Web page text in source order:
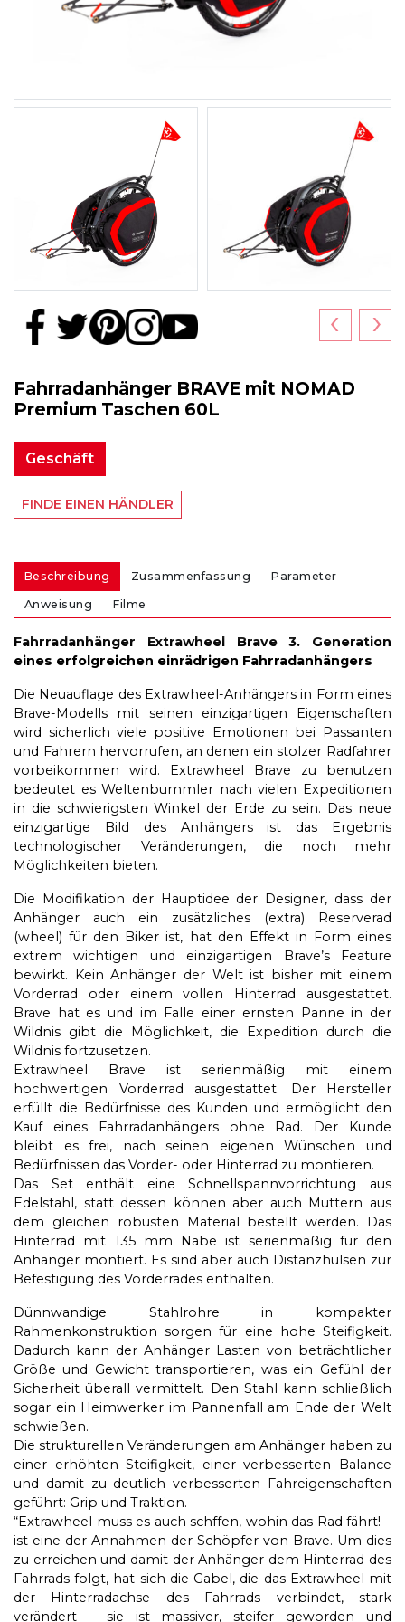
‹ ›
Fahrradanhänger BRAVE mit NOMAD
Premium Taschen 60L
Geschäft
FINDE EINEN HÄNDLER
Beschreibung Zusammenfassung Parameter
Anweisung Filme
Fahrradanhänger Extrawheel Brave 3. Generation
eines erfolgreichen einrädrigen Fahrradanhängers
Die Neuauflage des Extrawheel-Anhängers in Form eines
Brave-Modells mit seinen einzigartigen Eigenschaften
wird sicherlich viele positive Emotionen bei Passanten
und Fahrern hervorrufen, an denen ein stolzer Radfahrer
vorbeikommen wird. Extrawheel Brave zu benutzen
bedeutet es Weltenbummler nach vielen Expeditionen
in die schwierigsten Winkel der Erde zu sein. Das neue
einzigartige Bild des Anhängers ist das Ergebnis
technologischer Veränderungen, die noch mehr
Möglichkeiten bieten.
Die Modifikation der Hauptidee der Designer, dass der
Anhänger auch ein zusätzliches (extra) Reserverad
(wheel) für den Biker ist, hat den Effekt in Form eines
extrem wichtigen und einzigartigen Brave’s Feature
bewirkt. Kein Anhänger der Welt ist bisher mit einem
Vorderrad oder einem vollen Hinterrad ausgestattet.
Brave hat es und im Falle einer ernsten Panne in der
Wildnis gibt die Möglichkeit, die Expedition durch die
Wildnis fortzusetzen.
Extrawheel Brave ist serienmäßig mit einem
hochwertigen Vorderrad ausgestattet. Der Hersteller
erfüllt die Bedürfnisse des Kunden und ermöglicht den
Kauf eines Fahrradanhängers ohne Rad. Der Kunde
bleibt es frei, nach seinen eigenen Wünschen und
Bedürfnissen das Vorder- oder Hinterrad zu montieren.
Das Set enthält eine Schnellspannvorrichtung aus
Edelstahl, statt dessen können aber auch Muttern aus
dem gleichen robusten Material bestellt werden. Das
Hinterrad mit 135 mm Nabe ist serienmäßig für den
Anhänger montiert. Es sind aber auch Distanzhülsen zur
Befestigung des Vorderrades enthalten.
Dünnwandige Stahlrohre in kompakter
Rahmenkonstruktion sorgen für eine hohe Steifigkeit.
Dadurch kann der Anhänger Lasten von beträchtlicher
Größe und Gewicht transportieren, was ein Gefühl der
Sicherheit überall vermittelt. Den Stahl kann schließlich
sogar ein Heimwerker im Pannenfall am Ende der Welt
schwießen.
Die strukturellen Veränderungen am Anhänger haben zu
einer erhöhten Steifigkeit, einer verbesserten Balance
und damit zu deutlich verbesserten Fahreigenschaften
geführt: Grip und Traktion.
“Extrawheel muss es auch schffen, wohin das Rad fährt! –
ist eine der Annahmen der Schöpfer von Brave. Um dies
zu erreichen und damit der Anhänger dem Hinterrad des
Fahrrads folgt, hat sich die Gabel, die das Extrawheel mit
der Hinterradachse des Fahrrads verbindet, stark
verändert – sie ist massiver, steifer geworden und